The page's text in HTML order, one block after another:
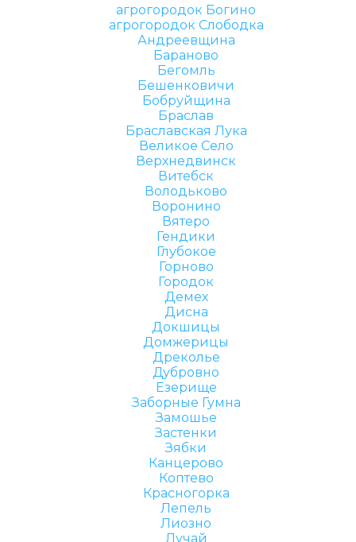
агрогородок Богино
агрогородок Слободка
Андреевщина
Бараново
Бегомль
Бешенковичи
Бобруйщина
Браслав
Браславская Лука
Великое Село
Верхнедвинск
Витебск
Володьково
Воронино
Вятеро
Гендики
Глубокое
Горново
Городок
Демех
Дисна
Докшицы
Домжерицы
Дреколье
Дубровно
Езерище
Заборные Гумна
Замошье
Застенки
Зябки
Канцерово
Коптево
Красногорка
Лепель
Лиозно
Лучай